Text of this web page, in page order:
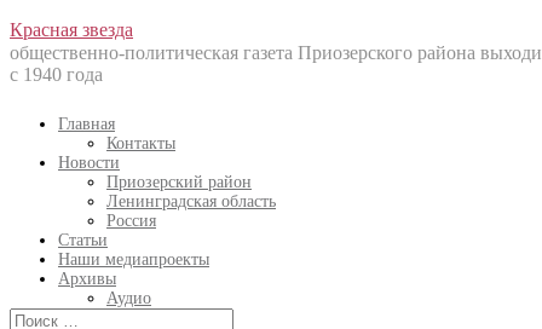
Перейти
к
содержанию
Красная звезда
общественно-политическая газета Приозерского района
с 1940 года
Главная
Контакты
Новости
Приозерский район
Ленинградская область
Россия
Статьи
Наши медиапроекты
Архивы
Аудио
Искать: